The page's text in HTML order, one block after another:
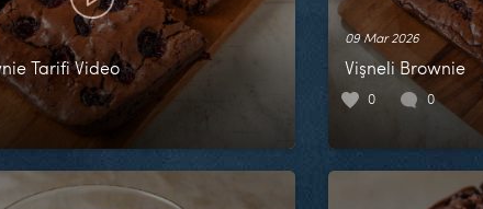
Tarifi Video
09 Mar 2026
Vişneli Brownie
0 0